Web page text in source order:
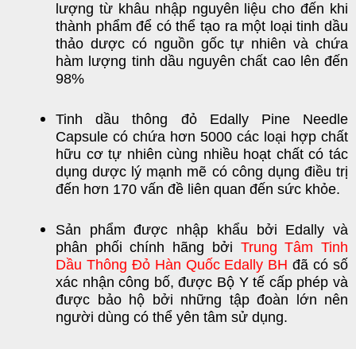
lượng từ khâu nhập nguyên liệu cho đến khi
thành phẩm để có thể tạo ra một loại tinh dầu
thảo dược có nguồn gốc tự nhiên và chứa
hàm lượng tinh dầu nguyên chất cao lên đến
98%
Tinh dầu thông đỏ Edally Pine Needle
Capsule có chứa hơn 5000 các loại hợp chất
hữu cơ tự nhiên cùng nhiều hoạt chất có tác
dụng dược lý mạnh mẽ có công dụng điều trị
đến hơn 170 vấn đề liên quan đến sức khỏe.
Sản phẩm được nhập khẩu bởi Edally và
phân phối chính hãng bởi Trung Tâm Tinh
Dầu Thông Đỏ Hàn Quốc Edally BH đã có số
xác nhận công bố, được Bộ Y tế cấp phép và
được bảo hộ bởi những tập đoàn lớn nên
người dùng có thể yên tâm sử dụng.